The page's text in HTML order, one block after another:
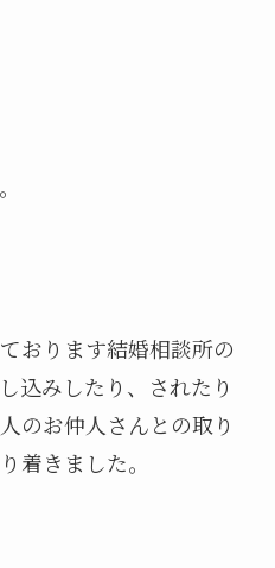
おります結婚相談所の
込みしたり、されたり
のお仲人さんとの取り
着きました。